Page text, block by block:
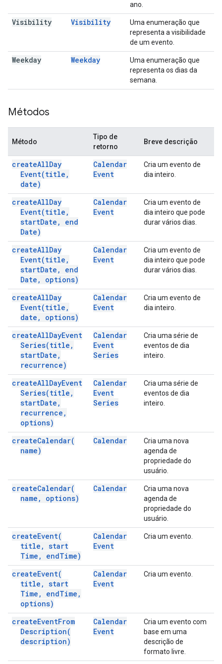
ano.
Visibility Visibility
Uma enumeração que
representa a visibilidade
de um evento.
Weekday Weekday
Uma enumeração que
representa os dias da
semana.
Métodos
Método
Tipo de
retorno
Breve descrição
createAllDay
Event(title ,
date)
Calendar
Event
Cria um evento de
dia inteiro.
createAllDay
Event(title ,
startDate ,
end
Date)
Calendar
Event
Cria um evento de
dia inteiro que pode
durar vários dias.
createAllDay
Event(title ,
startDate ,
end
Date , options)
Calendar
Event
Cria um evento de
dia inteiro que pode
durar vários dias.
createAllDay
Event(title ,
date , options)
Calendar
Event
Cria um evento de
dia inteiro.
createAllDayEvent
Series(title ,
startDate ,
recurrence)
Calendar
Event
Series
Cria uma série de
eventos de dia
inteiro.
createAllDayEvent
Series(title ,
startDate ,
recurrence ,
options)
Calendar
Event
Series
Cria uma série de
eventos de dia
inteiro.
createCalendar(
name)
Calendar
Cria uma nova
agenda de
propriedade do
usuário.
createCalendar(
name , options)
Calendar
Cria uma nova
agenda de
propriedade do
usuário.
createEvent(
title , start
Time , endTime)
Calendar
Event
Cria um evento.
createEvent(
title , start
Time , endTime ,
options)
Calendar
Event
Cria um evento.
createEventFrom
Description(
description)
Calendar
Event
Cria um evento com
base em uma
descrição de
formato livre.